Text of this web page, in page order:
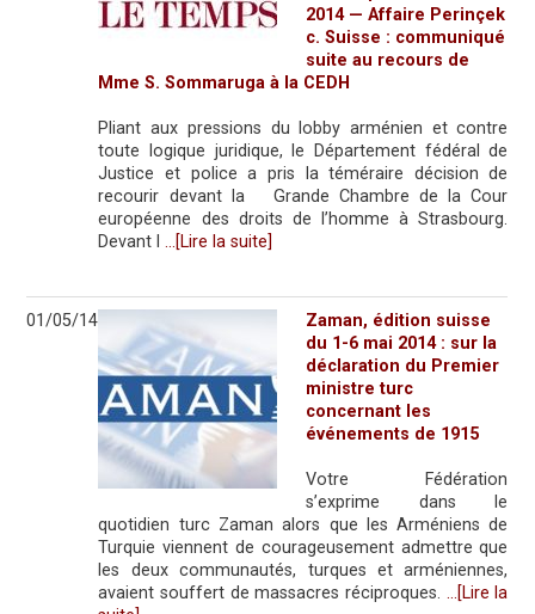
2014 — Affaire Perinçek
c. Suisse : communiqué
suite au recours de
Mme S. Sommaruga à la CEDH
Pliant aux pressions du lobby arménien et contre
toute logique juridique, le Département fédéral de
Justice et police a pris la téméraire décision de
recourir devant la Grande Chambre de la Cour
européenne des droits de l’homme à Strasbourg.
Devant l
…[Lire la suite]
01/05/14
Zaman, édition suisse
du 1-6 mai 2014 : sur la
déclaration du Premier
ministre turc
concernant les
événements de 1915
Votre Fédération
s’exprime dans le
quotidien turc Zaman alors que les Arméniens de
Turquie viennent de courageusement admettre que
les deux communautés, turques et arméniennes,
avaient souffert de massacres réciproques. …[Lire la